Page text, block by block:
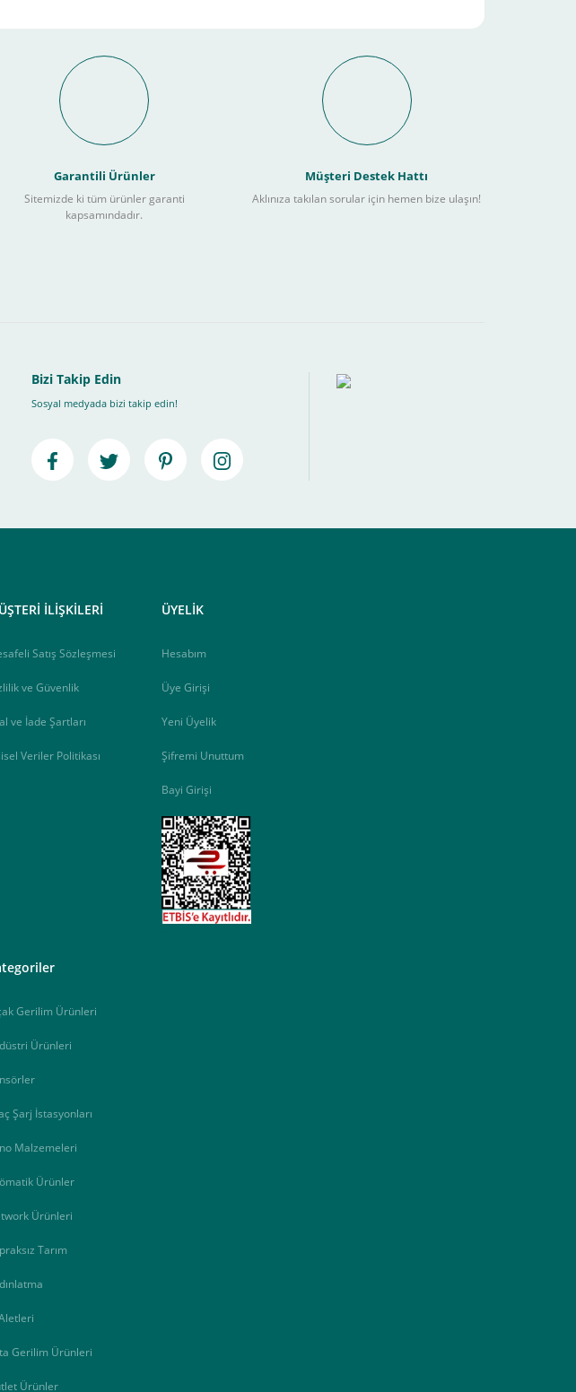
Taksit Ödeme İmkanı Nasıl
seçenekleri bankaya göre değişebilir
güvenli ödeme ile ödemenizi tamamlayabilirsiniz ,
Garantili Ürünler
Sitemizde ki tüm ürünler garanti
kapsamındadır.
Müşteri Destek Hattı
Aklınıza takılan sorular için hemen bize ulaşın!
Bizi Takip Edin
Sosyal medyada bizi takip edin!
İLİŞKİLERİ
Satış Sözleşmesi
ve Güvenlik
ve İade Şartları
Veriler Politikası
ÜYELİK
Hesabım
Üye Girişi
Yeni Üyelik
Şifremi Unuttum
Bayi Girişi
Gerilim Ürünleri
Ürünleri
Şarj İstasyonları
Malzemeleri
Ürünler
Ürünleri
Tarım
Gerilim Ürünleri
Ürünler